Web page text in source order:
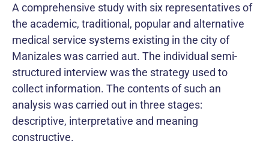
A comprehensive study with six representatives of
the academic, traditional, popular and alternative
medical service systems existing in the city of
Manizales was carried aut. The individual semi-
structured interview was the strategy used to
collect information. The contents of such an
analysis was carried out in three stages:
descriptive, interpretative and meaning
constructive.